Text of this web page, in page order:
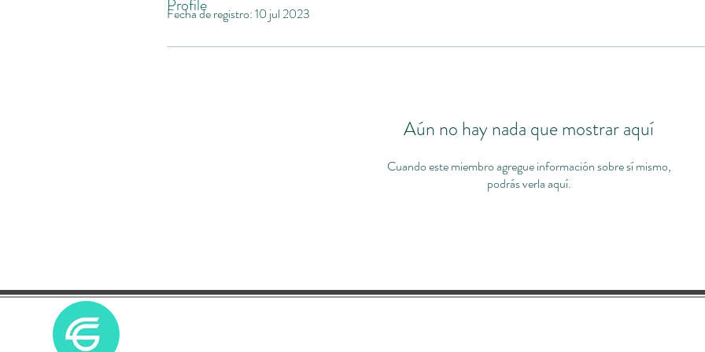
Fecha de registro: 10 jul 2023
Aún no hay nada que mostrar aquí
Cuando este miembro agregue información sobre sí mismo,
podrás verla aquí.
Profile